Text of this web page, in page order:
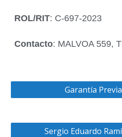
ROL/RIT: C-697-2023
Contacto: MALVOA 559,
Garantía
Sergio Eduardo